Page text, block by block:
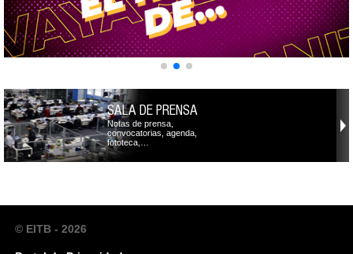
SALA DE PRENSA
Notas de prensa,
convocatorias, agenda,
fototeca,…
© EITB - 2026